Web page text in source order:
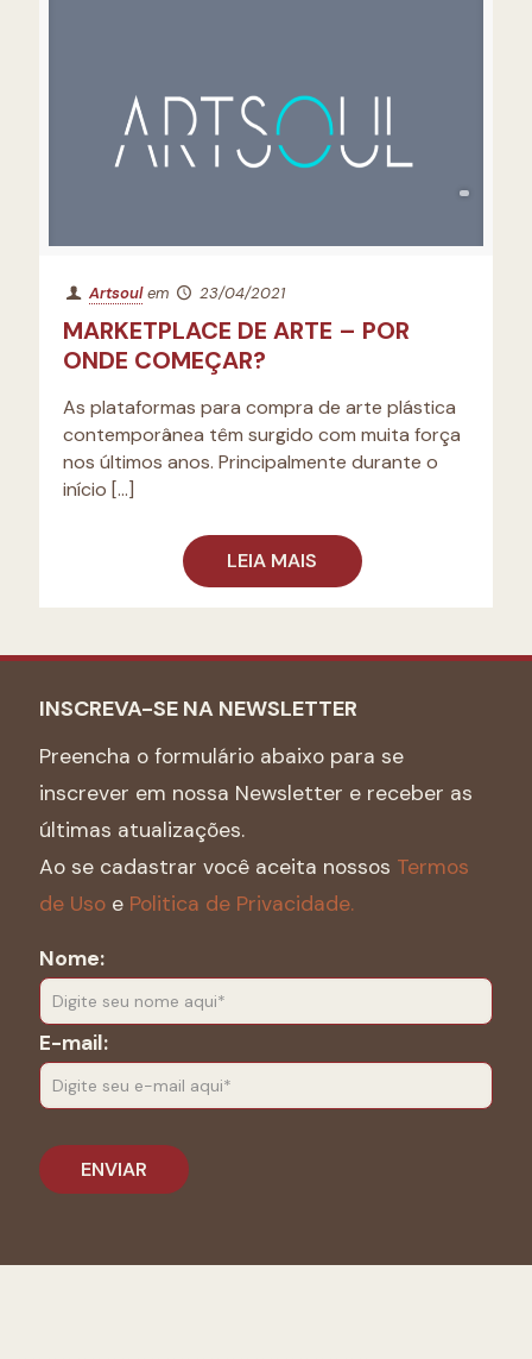
Artsoul em 23/04/2021
MARKETPLACE DE ARTE – POR
ONDE COMEÇAR?
As plataformas para compra de arte plástica
contemporânea têm surgido com muita força
nos últimos anos. Principalmente durante o
início […]
LEIA MAIS
INSCREVA-SE NA NEWSLETTER
Preencha o formulário abaixo para se
inscrever em nossa Newsletter e receber as
últimas atualizações.
Ao se cadastrar você aceita nossos Termos
de Uso e Politica de Privacidade.
Nome:
E-mail: